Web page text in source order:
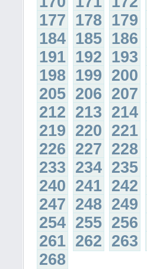
177 178 179
184 185 186
191 192 193
198 199 200
205 206 207
212 213 214
219 220 221
226 227 228
233 234 235
240 241 242
247 248 249
254 255 256
261 262 263
268